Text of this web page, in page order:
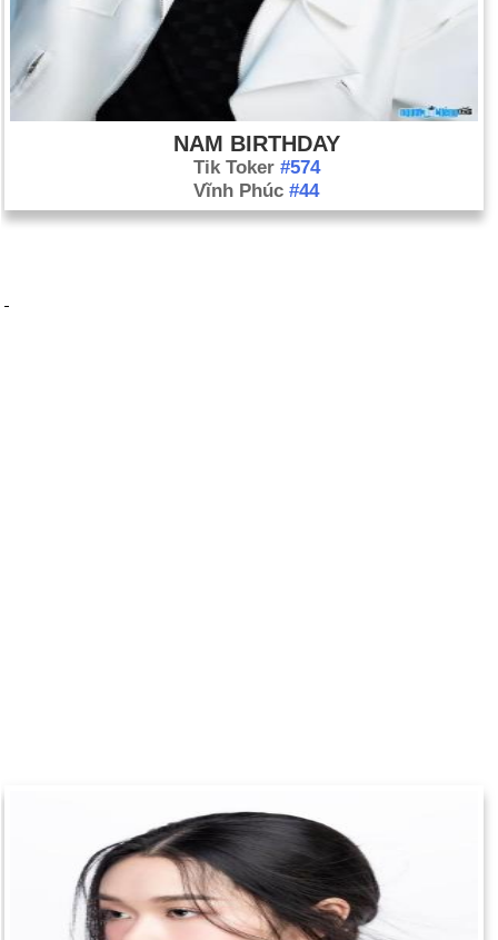
NAM BIRTHDAY
Tik Toker #574
Vĩnh Phúc #44